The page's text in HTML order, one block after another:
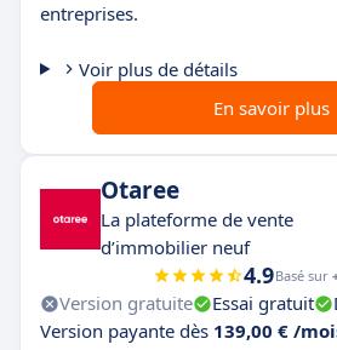
entreprises.
Voir plus de détails
En savoir plus
Otaree
La plateforme de vente
d’immobilier neuf
4.9Basé sur
Version gratuite Essai gratuit
Version payante dès 139,00 € /